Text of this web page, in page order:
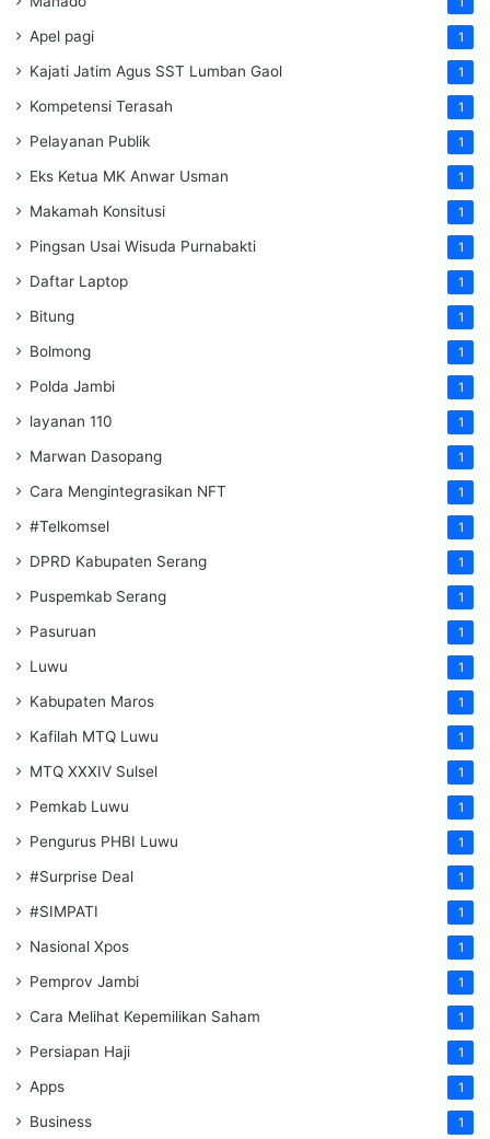
Apel pagi 1
Kajati Jatim Agus SST Lumban Gaol 1
Kompetensi Terasah 1
Pelayanan Publik 1
Eks Ketua MK Anwar Usman 1
Makamah Konsitusi 1
Pingsan Usai Wisuda Purnabakti 1
Daftar Laptop 1
Bitung 1
Bolmong 1
Polda Jambi 1
layanan 110 1
Marwan Dasopang 1
Cara Mengintegrasikan NFT 1
#Telkomsel 1
DPRD Kabupaten Serang 1
Puspemkab Serang 1
Pasuruan 1
Luwu 1
Kabupaten Maros 1
Kafilah MTQ Luwu 1
MTQ XXXIV Sulsel 1
Pemkab Luwu 1
Pengurus PHBI Luwu 1
#Surprise Deal 1
#SIMPATI 1
Nasional Xpos 1
Pemprov Jambi 1
Cara Melihat Kepemilikan Saham 1
Persiapan Haji 1
Apps 1
Business 1